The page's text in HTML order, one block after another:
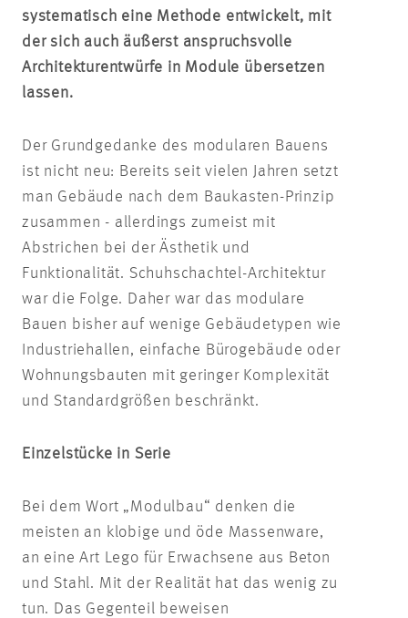
systematisch eine Methode entwickelt, mit
der sich auch äußerst anspruchsvolle
Architekturentwürfe in Module übersetzen
lassen.
Der Grundgedanke des modularen Bauens
ist nicht neu: Bereits seit vielen Jahren setzt
man Gebäude nach dem Baukasten-Prinzip
zusammen - allerdings zumeist mit
Abstrichen bei der Ästhetik und
Funktionalität. Schuhschachtel-Architektur
war die Folge. Daher war das modulare
Bauen bisher auf wenige Gebäudetypen wie
Industriehallen, einfache Bürogebäude oder
Wohnungsbauten mit geringer Komplexität
und Standardgrößen beschränkt.
Einzelstücke in Serie
Bei dem Wort „Modulbau“ denken die
meisten an klobige und öde Massenware,
an eine Art Lego für Erwachsene aus Beton
und Stahl. Mit der Realität hat das wenig zu
tun. Das Gegenteil beweisen